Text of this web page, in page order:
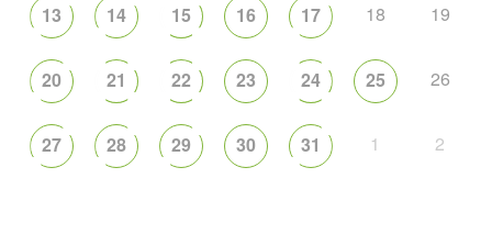
13 14 15 16 17 18 19
20 21 22 23 24 25 26
27 28 29 30 31 1 2